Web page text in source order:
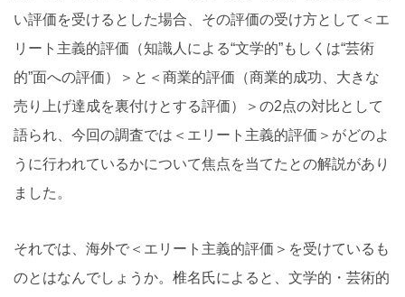
い評価を受けるとした場合、その評価の受け方として＜エ
リート主義的評価（知識人による“文学的”もしくは“芸術
的”面への評価）＞と＜商業的評価（商業的成功、大きな
売り上げ達成を裏付けとする評価）＞の2点の対比として
語られ、今回の調査では＜エリート主義的評価＞がどのよ
うに行われているかについて焦点を当てたとの解説があり
ました。
それでは、海外で＜エリート主義的評価＞を受けているも
のとはなんでしょうか。椎名氏によると、文学的・芸術的